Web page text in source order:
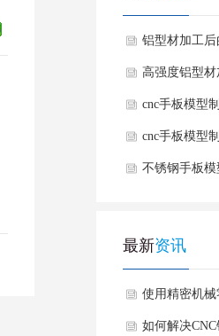
铝型材加工
高强度铝型
有哪些优势
cnc手板模型
模型制作的好
cnc手板模型
个加工阶段
不锈钢手板
最新资讯
使用精密机
理要求？
如何解决